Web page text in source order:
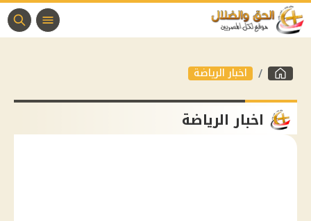
اخبار الرياضة
اخبار الرياضة